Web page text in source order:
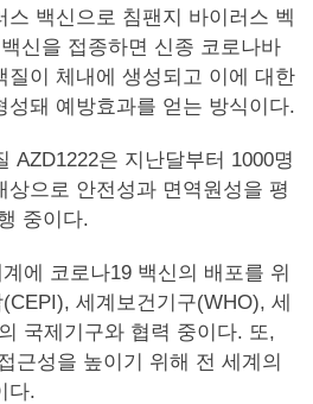
스 백신으로 침팬지 바이러스 벡
신을 접종하면 신종 코로나바
질이 체내에 생성되고 이에 대한
성돼 예방효과를 얻는 방식이다.
AZD1222은 지난달부터 1000명
상으로 안전성과 면역원성을 평
중이다.
에 코로나19 백신의 배포를 위
세계보건기구(WHO), 세
국제기구와 협력 중이다. 또,
근성을 높이기 위해 전 세계의
다.